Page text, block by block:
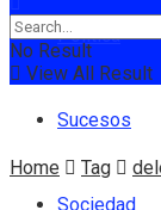
Política
Sucesos
Sociedad
No Result
View All Result
Home Tag